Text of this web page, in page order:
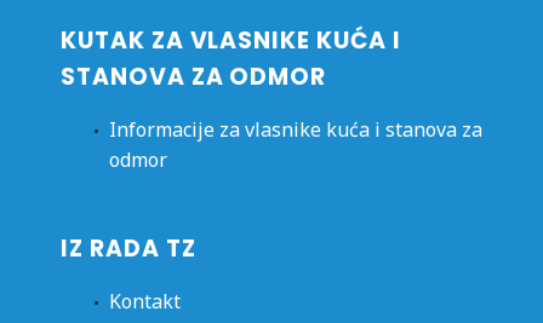
KUTAK ZA VLASNIKE KUĆA I
STANOVA ZA ODMOR
Informacije za vlasnike kuća i stanova za
odmor
IZ RADA TZ
Kontakt